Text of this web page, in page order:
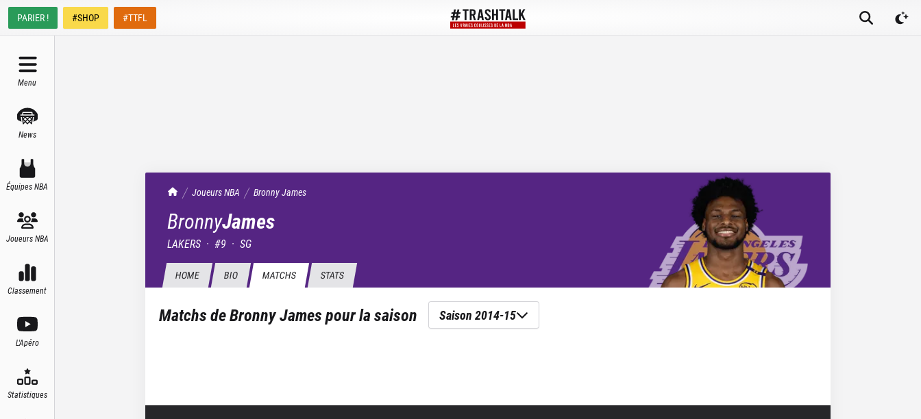
PARIER ! #SHOP #TTFL
Menu
News
Équipes NBA
Joueurs NBA
Classement
L'Apéro
Statistiques
TrashTalk Actu NBA
Joueurs NBA BronnyJames
BronnyJames
LAKERS · #9 · SG
HOME BIO MATCHS STATS
Matchs deBronny Jamespour la saison Saison 2014-15